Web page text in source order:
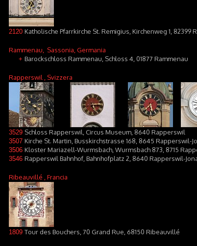
2120 Katholische Pfarrkirche St. Remigius, Kirchenweg 1, 82399
Rammenau , Sassonia, Germania
+ Barockschloss Rammenau, Schloss 4, 01877 Rammenau
Rapperswil , Svizzera
3529 Schloss Rapperswil, Circus Museum, 8640 Rapperswil
3507 Kirche St. Martin, Busskirchstrasse 168, 8645 Rapperswil-
3506 Kloster Mariazell-Wurmsbach, Wurmsbach 873, 8715
3546 Rapperswil Bahnhof, Bahnhofplatz 2, 8640 Rapperswil-
Ribeauvillé , Francia
1809 Tour des Bouchers, 70 Grand Rue, 68150 Ribeauvillé